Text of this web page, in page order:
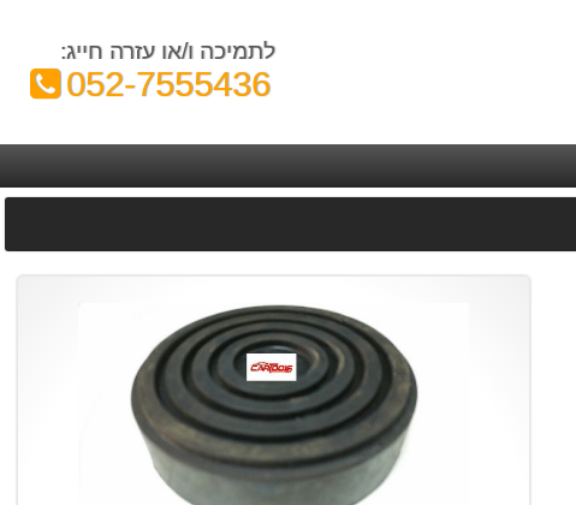
לתמיכה ו/או עזרה חייג:
טלפון:
052-7555436